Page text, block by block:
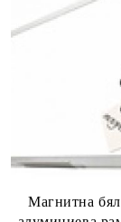
Магнитна